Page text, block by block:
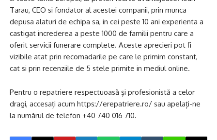
Tarau, CEO si fondator al acestei companii, prin munca
depusa alaturi de echipa sa, in cei peste 10 ani experienta a
castigat increderea a peste 1000 de familii pentru care a
oferit servicii funerare complete. Aceste aprecieri pot fi
vizibile atat prin recomadarile pe care le primim constant,
cat si prin recenziile de 5 stele primite in mediul online.
Pentru o repatriere respectuoasă și profesionistă a celor
dragi, accesați acum https://erepatriere.ro/ sau apelați-ne
la numărul de telefon +40 740 016 710.